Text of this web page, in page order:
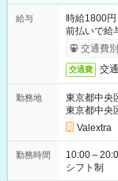
給与
時給1800
前払いで給
交通費
交通費 交
勤務地
東京都中央
東京都中央
Valextra
勤務時間
10:00～20:00 実働7.5時間／休憩1.5時間 営業時間に
シフト制